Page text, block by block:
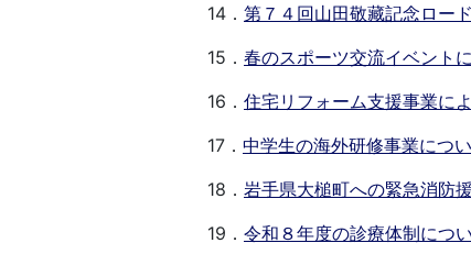
14． 第７４回山田敬藏記念ロー
15． 春のスポーツ交流イベント
16． 住宅リフォーム支援事業に
17． 中学生の海外研修事業につ
18． 岩手県大槌町への緊急消防
19． 令和８年度の診療体制につ